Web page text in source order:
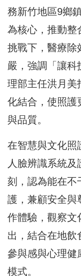
務新竹地區9鄉
為核心，推動整
挑戰下，醫療除
嚴，強調「讓科
理部主任洪月美
化結合，使照護
與品質。
在智慧與文化照
人臉辨識系統
刻，認為能在不
護，兼顧安全與
作體驗，觀察文
出，結合在地飲
參與感與心理健
模式。